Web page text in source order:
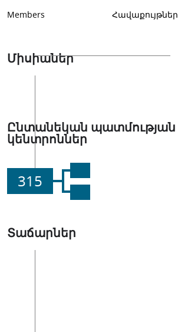
Members Հավաքույթներ
Միսիաներ
Ընտանեկան պատմության
կենտրոններ
315
Տաճարներ